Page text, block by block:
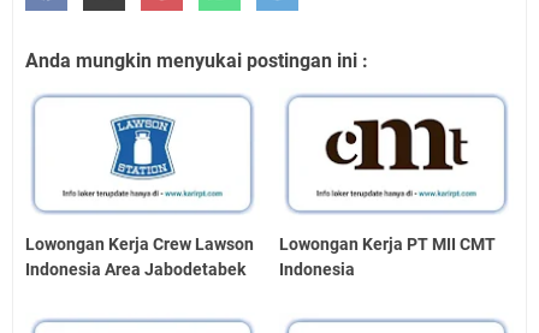
Anda mungkin menyukai postingan ini :
Lowongan Kerja Crew Lawson
Indonesia Area Jabodetabek
Lowongan Kerja PT MII CMT
Indonesia